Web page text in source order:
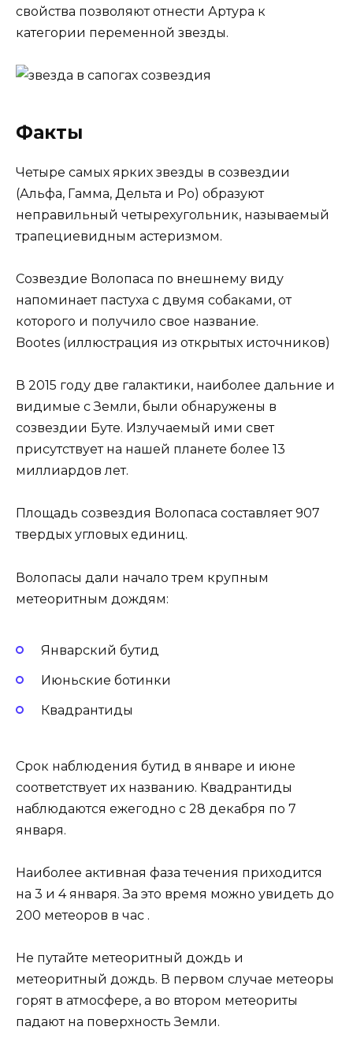
свойства позволяют отнести Артура к
категории переменной звезды.
Факты
Четыре самых ярких звезды в созвездии
(Альфа, Гамма, Дельта и Ро) образуют
неправильный четырехугольник, называемый
трапециевидным астеризмом.
Созвездие Волопаса по внешнему виду
напоминает пастуха с двумя собаками, от
которого и получило свое название.
Bootes (иллюстрация из открытых источников)
В 2015 году две галактики, наиболее дальние и
видимые с Земли, были обнаружены в
созвездии Буте. Излучаемый ими свет
присутствует на нашей планете более 13
миллиардов лет.
Площадь созвездия Волопаса составляет 907
твердых угловых единиц.
Волопасы дали начало трем крупным
метеоритным дождям:
Январский бутид
Июньские ботинки
Квадрантиды
Срок наблюдения бутид в январе и июне
соответствует их названию. Квадрантиды
наблюдаются ежегодно с 28 декабря по 7
января.
Наиболее активная фаза течения приходится
на 3 и 4 января. За это время можно увидеть до
200 метеоров в час .
Не путайте метеоритный дождь и
метеоритный дождь. В первом случае метеоры
горят в атмосфере, а во втором метеориты
падают на поверхность Земли.